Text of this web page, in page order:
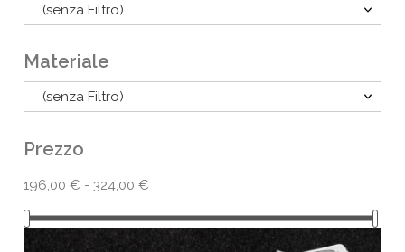
(senza Filtro)
Materiale
(senza Filtro)
Prezzo
196,00 € - 324,00 €